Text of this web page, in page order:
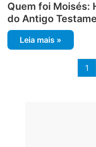
Quem foi Moisés:
do Antigo
Leia mais »
1